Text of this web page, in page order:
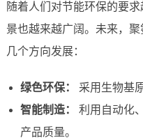
随着人们对节能环保的要
景也越来越广阔。未来，
几个方向发展：
绿色环保：
采用生物基
智能制造：
利用自动化
产品质量。